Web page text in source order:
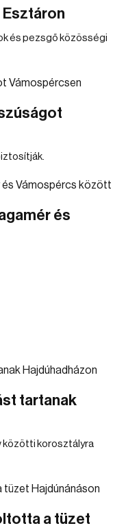
Esztáron
és pezsgő közösségi
és
tartanak
közötti korosztályra
a tüzet